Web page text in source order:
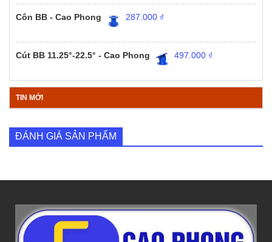
Côn BB - Cao Phong 287.000 ₫
Cút BB 11.25°-22.5° - Cao Phong 497.000 ₫
TIN MỚI
ĐÁNH GIÁ SẢN PHẨM